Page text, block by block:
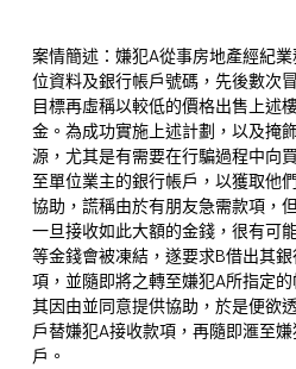
案情簡述：嫌犯A從事房地產經紀
位資料及銀行帳戶號碼，先後數次
目標再虛稱以較低的價格出售上述
金。為成功實施上述計劃，以及掩
源，尤其是有需要在行騙過程中向
至單位業主的銀行帳戶，以獲取他
協助，謊稱由於有朋友急需款項，
一旦接收如此大額的金錢，很有可
等金錢會被凍結，遂要求B借出其
項，並隨即將之轉至嫌犯A所指定
其因由並同意提供協助，於是便欲
戶替嫌犯A接收款項，再隨即滙至
戶。